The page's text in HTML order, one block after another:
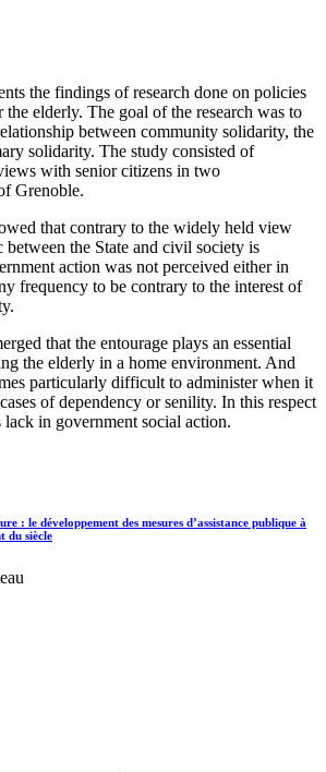
the findings of research done on policies
the elderly. The goal of the research was to
between community solidarity, the
solidarity. The study consisted of
with senior citizens in two
Grenoble.
that contrary to the widely held view
between the State and civil society is
action was not perceived either in
frequency to be contrary to the interest of
that the entourage plays an essential
the elderly in a home environment. And
particularly difficult to administer when it
of dependency or senility. In this respect
lack in government social action.
: le développement des mesures d’assistance publique à
du siècle